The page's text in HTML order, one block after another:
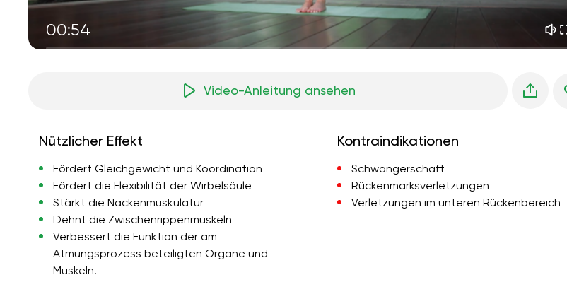
00:54 frühlingswald
Video-Anleitung ansehen
Nützlicher Effekt
Fördert Gleichgewicht und Koordination
Fördert die Flexibilität der Wirbelsäule
Stärkt die Nackenmuskulatur
Dehnt die Zwischenrippenmuskeln
Verbessert die Funktion der am
Atmungsprozess beteiligten Organe und
Muskeln.
Kontraindikationen
Schwangerschaft
Rückenmarksverletzungen
Verletzungen im unteren Rückenbereich